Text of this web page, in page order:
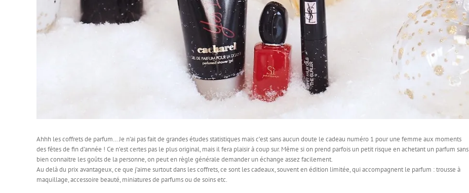
Ahhh les coffrets de parfum… Je n’ai pas fait de grandes études statistiques mais c’est sans aucun doute le cadeau numéro 1 pour une femme aux moments
des fêtes de fin d’année ! Ce n’est certes pas le plus original, mais il fera plaisir à coup sur. Même si on prend parfois un petit risque en achetant un parfum sans
bien connaitre les goûts de la personne, on peut en règle générale demander un échange assez facilement.
Au delà du prix avantageux, ce que j’aime surtout dans les coffrets, ce sont les cadeaux, souvent en édition limitée, qui accompagnent le parfum : trousse à
maquillage, accessoire beauté, miniatures de parfums ou de soins etc.